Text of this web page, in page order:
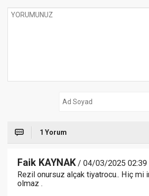
1 Yorum
Faik KAYNAK/ 04/03/2025 02:39
Rezil onursuz alçak tiyatrocu.. Hiç mi
olmaz .